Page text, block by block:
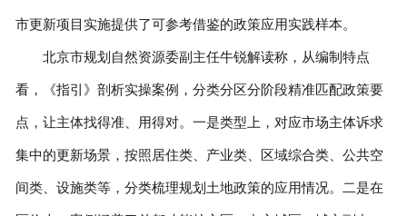
市更新项目实施提供了可参考借鉴的政策应用实践样本。
北京市规划自然资源委副主任牛锐解读称，从编制特点
看，《指引》剖析实操案例，分类分区分阶段精准匹配政策要
点，让主体找得准、用得对。一是类型上，对应市场主体诉求
集中的更新场景，按照居住类、产业类、区域综合类、公共空
间类、设施类等，分类梳理规划土地政策的应用情况。二是在